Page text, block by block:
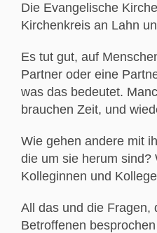
Die Evangelische
Kirchenkreis an Lahn
Es tut gut, auf
Partner oder eine
was das bedeutet.
brauchen Zeit, und
Wie gehen andere mit
die um sie herum sind?
Kolleginnen und
All das und die Fragen,
Betroffenen